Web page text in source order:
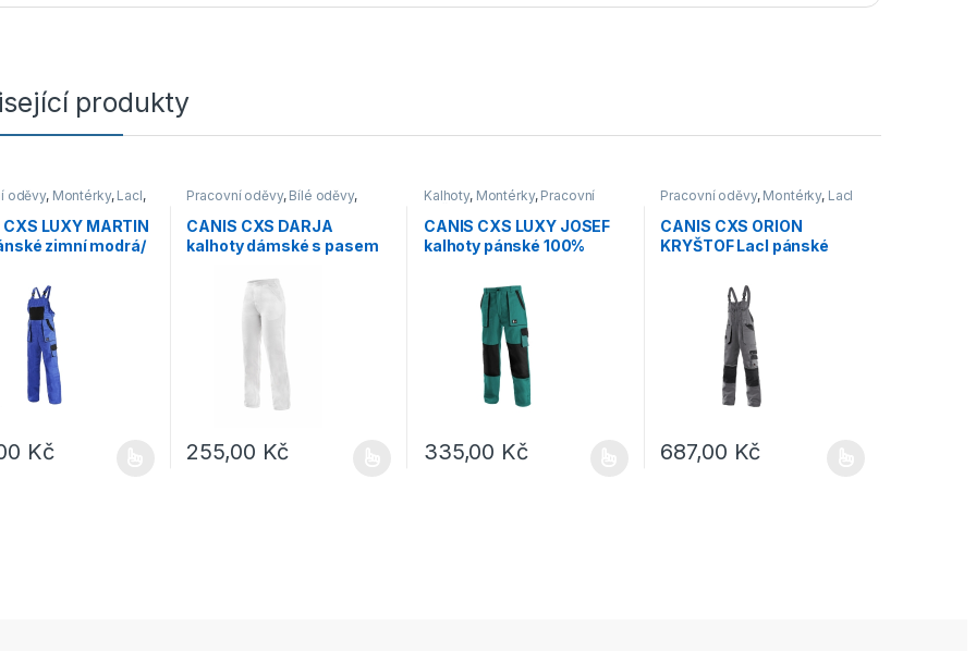
produkty
oděvy, Montérky, Lacl,
CXS LUXY MARTIN
zimní modrá/
Kč
Pracovní oděvy, Bílé oděvy,
CANIS CXS DARJA
kalhoty dámské s pasem
255,00 Kč
Kalhoty, Montérky, Pracovní
CANIS CXS LUXY JOSEF
kalhoty pánské 100%
335,00 Kč
Pracovní oděvy, Montérky, Lacl
CANIS CXS ORION
KRYŠTOF Lacl pánské
687,00 Kč